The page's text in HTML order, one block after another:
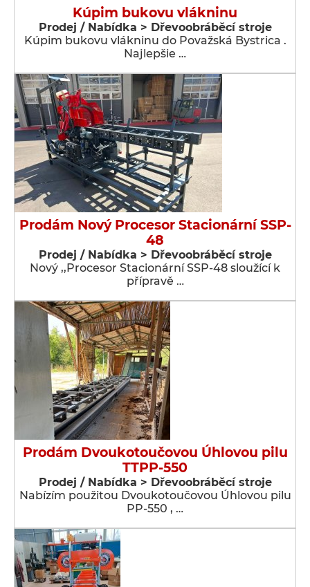
Kúpim bukovu vlákninu
Prodej / Nabídka > Dřevoobráběcí stroje
Kúpim bukovu vlákninu do Považská Bystrica .
Najlepšie …
Prodám Nový Procesor Stacionární SSP-
48
Prodej / Nabídka > Dřevoobráběcí stroje
Nový ,,Procesor Stacionární SSP-48 sloužící k
přípravě …
Prodám Dvoukotoučovou Úhlovou pilu
TTPP-550
Prodej / Nabídka > Dřevoobráběcí stroje
Nabízím použitou Dvoukotoučovou Úhlovou pilu
PP-550 , …